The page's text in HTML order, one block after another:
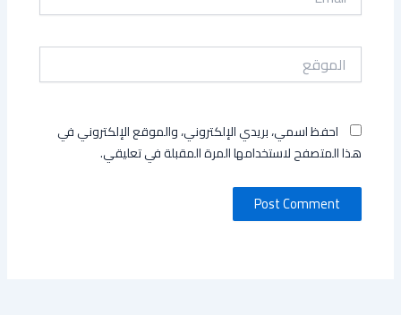
الموقع
احفظ اسمي، بريدي الإلكتروني، والموقع الإلكتروني في
هذا المتصفح لاستخدامها المرة المقبلة في تعليقي.